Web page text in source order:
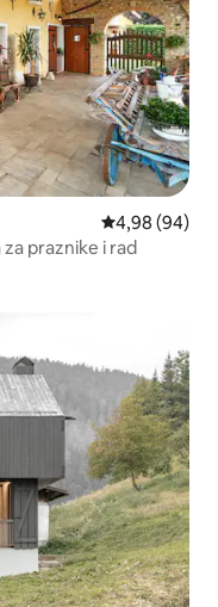
Prosječna
4,98 (94)
praznike i rad